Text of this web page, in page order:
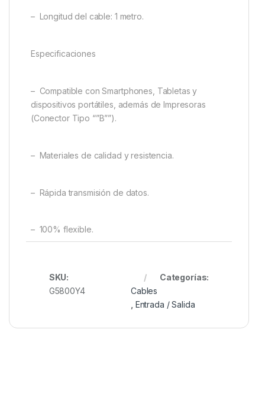
– Longitud del cable: 1 metro.
Especificaciones
– Compatible con Smartphones, Tabletas y
dispositivos portátiles, además de Impresoras
(Conector Tipo “”B””).
– Materiales de calidad y resistencia.
– Rápida transmisión de datos.
– 100% flexible.
SKU:
G5800Y4
Categorías:
Cables
Entrada / Salida